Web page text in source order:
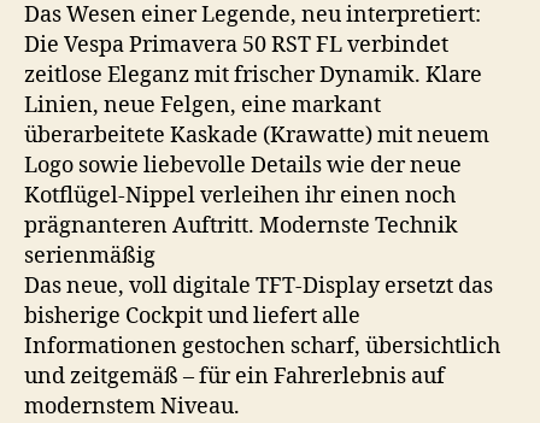
Das Wesen einer Legende, neu interpretiert:
Die Vespa Primavera 50 RST FL verbindet
zeitlose Eleganz mit frischer Dynamik. Klare
Linien, neue Felgen, eine markant
überarbeitete Kaskade (Krawatte) mit neuem
Logo sowie liebevolle Details wie der neue
Kotflügel-Nippel verleihen ihr einen noch
prägnanteren Auftritt. Modernste Technik
serienmäßig
Das neue, voll digitale TFT-Display ersetzt das
bisherige Cockpit und liefert alle
Informationen gestochen scharf, übersichtlich
und zeitgemäß – für ein Fahrerlebnis auf
modernstem Niveau.